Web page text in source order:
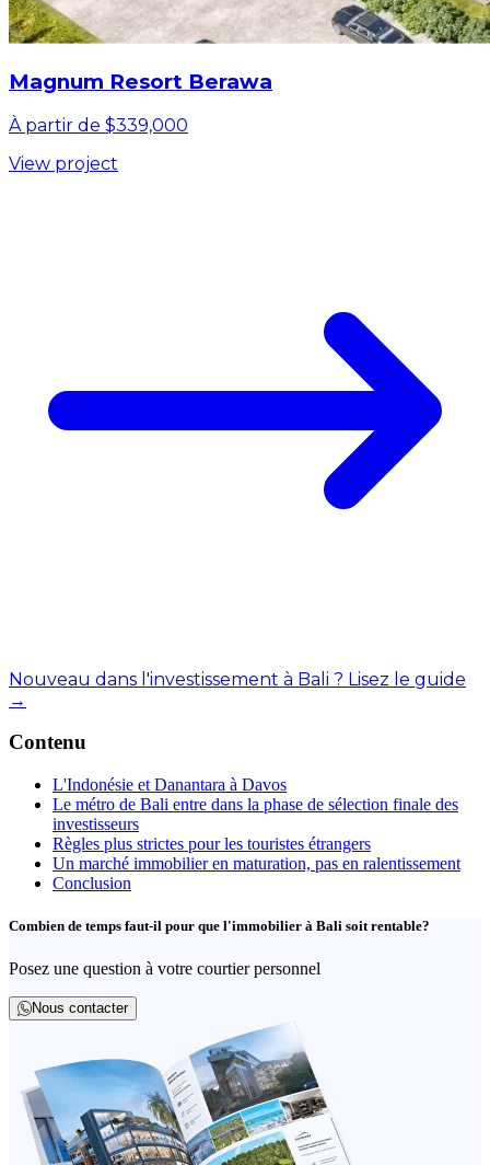
Magnum Resort Berawa
À partir de $339,000
View project
Nouveau dans l'investissement à Bali ? Lisez le guide
→
Contenu
L'Indonésie et Danantara à Davos
Le métro de Bali entre dans la phase de sélection finale des
investisseurs
Règles plus strictes pour les touristes étrangers
Un marché immobilier en maturation, pas en ralentissement
Conclusion
Combien de temps faut-il pour que l'immobilier à Bali soit rentable?
Posez une question à votre courtier personnel
Nous contacter